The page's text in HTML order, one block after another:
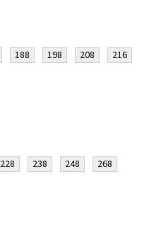
188 198 208 216
228 238 248 268